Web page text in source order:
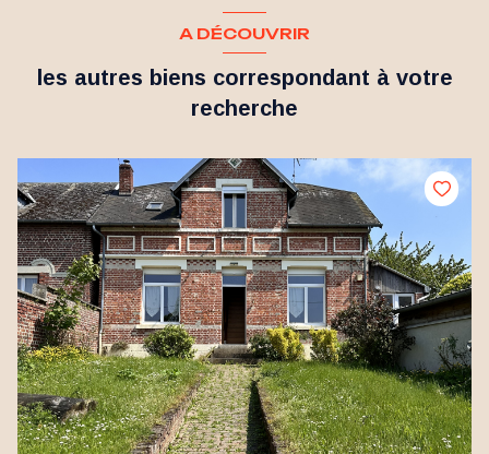
A DÉCOUVRIR
les autres biens correspondant à votre
recherche